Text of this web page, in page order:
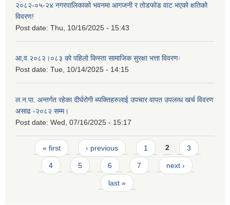
२०८२-०५-२४ नगरपालिकाको भवनमा आगजनी र तोडफोड वाट भएको क्षतिको
विवरण!
Post date: Thu, 10/16/2025 - 15:43
आ,व.२०८२।०८३ को पहिलो किस्ता सामाजिक सुरक्षा भत्ता विवरणः
Post date: Tue, 10/14/2025 - 14:15
ल.न.पा. अन्तर्गत रहेका दीर्घरोगी ब्यक्तिहरुलाई उपचार वापत उपलव्ध खर्च विवरण
असाढ -२०८२ सम्म।
Post date: Wed, 07/16/2025 - 15:17
Pages
« first ‹ previous 1 2 3
4 5 6 7 next ›
last »